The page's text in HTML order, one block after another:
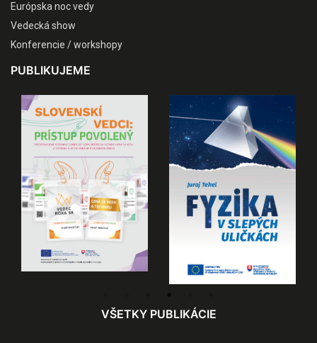
Európska noc vedy
Vedecká show
Konferencie / workshopy
PUBLIKUJEME
VŠETKY PUBLIKÁCIE